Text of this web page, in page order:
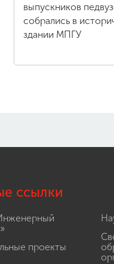
выпускников
собрались в
здании МПГУ
ссылки
проекты